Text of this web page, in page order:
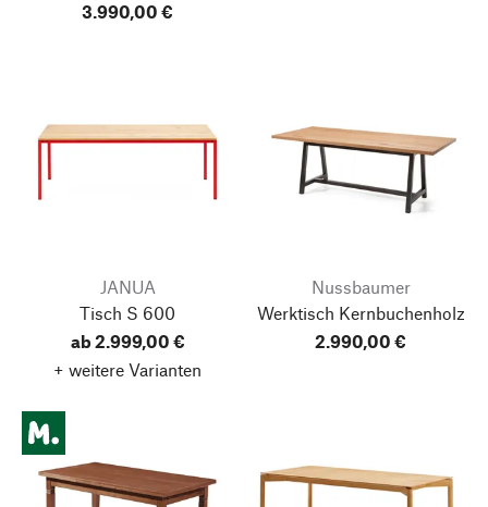
3.990,00 €
JANUA
Tisch S 600
ab 2.999,00 €
+ weitere Varianten
Nussbaumer
Werktisch Kernbuchenholz
2.990,00 €